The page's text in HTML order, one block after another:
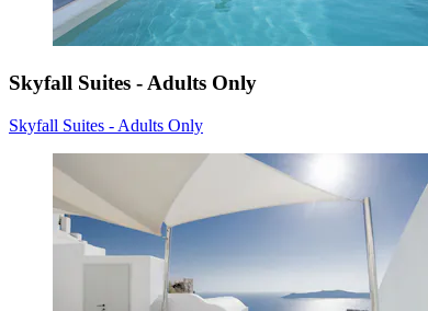
Skyfall Suites - Adults Only
Skyfall Suites - Adults Only